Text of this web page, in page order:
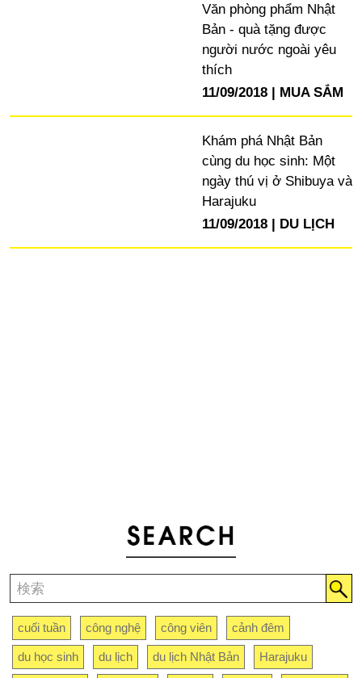
Văn phòng phẩm Nhật
Bản - quà tặng được
người nước ngoài yêu
thích
11/09/2018
MUA SẮM
Khám phá Nhật Bản
cùng du học sinh: Một
ngày thú vị ở Shibuya và
Harajuku
11/09/2018
DU LỊCH
cuối tuần công nghệ công viên cảnh đêm
du học sinh du lịch du lịch Nhật Bản Harajuku